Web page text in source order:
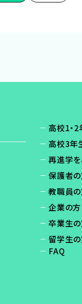
高校1・
高校3年
再進学
保護者
教職員
企業の方
卒業生
留学生
FAQ